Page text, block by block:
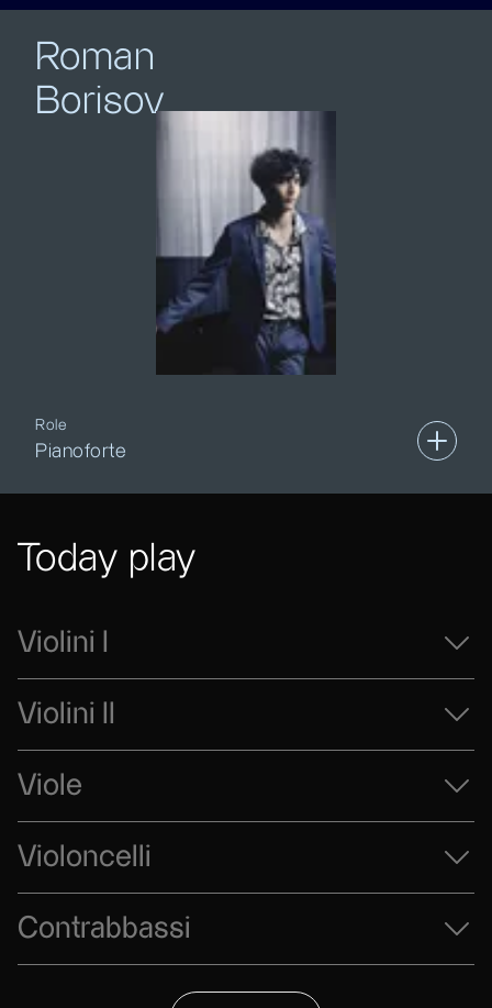
Roman
Borisov
Role
Pianoforte
Today play
Violini I
Violini II
Viole
Violoncelli
Contrabbassi